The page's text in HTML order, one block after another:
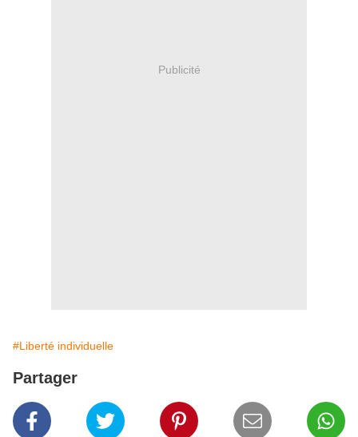
Publicité
#Liberté individuelle
Partager